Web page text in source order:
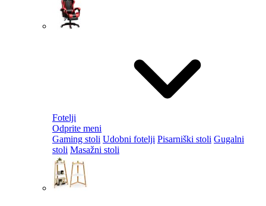
Fotelji
Odprite meni
Gaming stoli Udobni fotelji Pisarniški stoli Gugalni
stoli Masažni stoli